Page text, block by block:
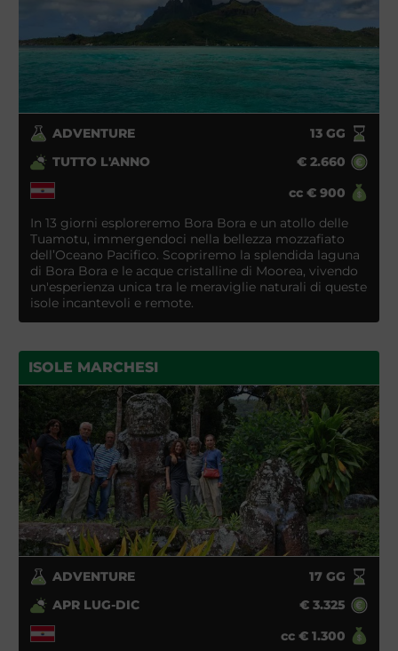
ADVENTURE 13GG
TUTTO L'ANNO
€ 2.660
cc € 900
In 13 giorni esploreremo Bora Bora e un atollo delle
Tuamotu, immergendoci nella bellezza mozzafiato
dell’Oceano Pacifico. Scopriremo la splendida laguna
di Bora Bora e le acque cristalline di Moorea, vivendo
un'esperienza unica tra le meraviglie naturali di queste
isole incantevoli e remote.
ISOLE MARCHESI
ADVENTURE 17GG
APR LUG-DIC
€ 3.325
cc € 1.300